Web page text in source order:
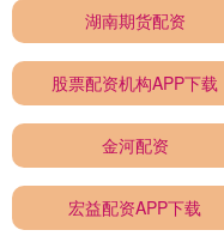
湖南期货配资
股票配资机构APP下载
金河配资
宏益配资APP下载